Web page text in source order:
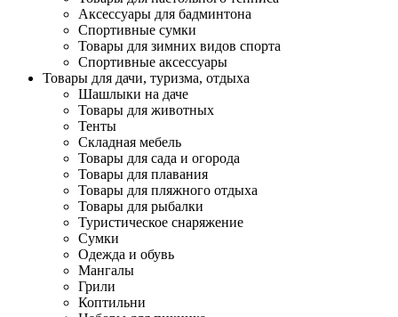
Аксессуары для бадминтона
Спортивные сумки
Товары для зимних видов спорта
Спортивные аксессуары
Товары для дачи, туризма, отдыха
Шашлыки на даче
Товары для животных
Тенты
Складная мебель
Товары для сада и огорода
Товары для плавания
Товары для пляжного отдыха
Товары для рыбалки
Туристическое снаряжение
Сумки
Одежда и обувь
Мангалы
Грили
Коптильни